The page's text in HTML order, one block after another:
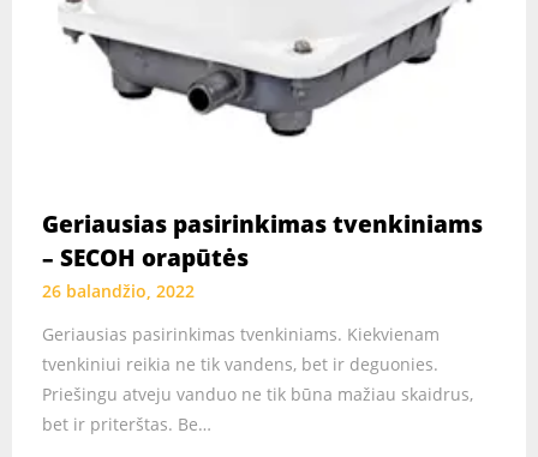
Geriausias pasirinkimas tvenkiniams
– SECOH orapūtės
26 balandžio, 2022
Geriausias pasirinkimas tvenkiniams. Kiekvienam
tvenkiniui reikia ne tik vandens, bet ir deguonies.
Priešingu atveju vanduo ne tik būna mažiau skaidrus,
bet ir priterštas. Be…